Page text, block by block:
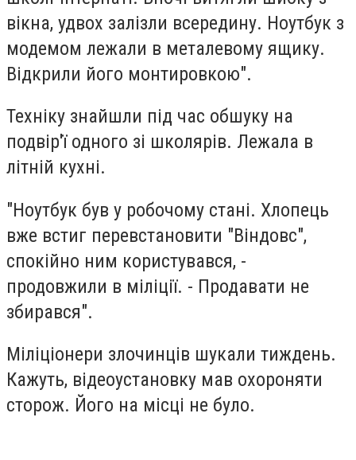
вікна, удвох залізли всередину. Ноутбук з
модемом лежали в металевому ящику.
Відкрили його монтировкою".
Техніку знайшли під час обшуку на
подвір'ї одного зі школярів. Лежала в
літній кухні.
"Ноутбук був у робочому стані. Хлопець
вже встиг перевстановити "Віндовс",
спокійно ним користувався, -
продовжили в міліції. - Продавати не
збирався".
Міліціонери злочинців шукали тиждень.
Кажуть, відеоустановку мав охороняти
сторож. Його на місці не було.